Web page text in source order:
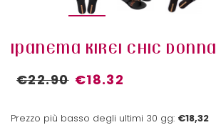
IPANEMA KIREI CHIC DONNA
€22.90 €18.32
Prezzo più basso degli ultimi 30 gg: €18,32